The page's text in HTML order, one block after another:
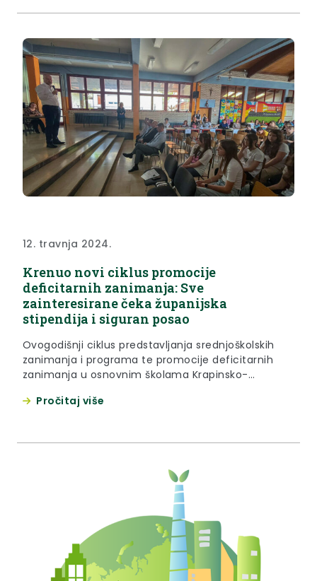
12. travnja 2024.
Krenuo novi ciklus promocije
deficitarnih zanimanja: Sve
zainteresirane čeka županijska
stipendija i siguran posao
Ovogodišnji ciklus predstavljanja srednjoškolskih
zanimanja i programa te promocije deficitarnih
zanimanja u osnovnim školama Krapinsko-
u Osnovnoj školi Bedekovčina te je do 12. travnja
Pročitaj više